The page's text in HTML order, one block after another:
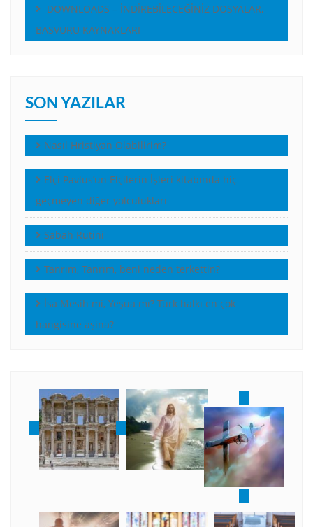
DOWNLOADS – İNDİREBİLECEĞİNİZ DOSYALAR,
BASVURU KAYNAKLARI
SON YAZILAR
Nasıl Hristiyan Olabilirim?
Elçi Pavlus’un Elçilerin İşleri kitabında hiç
geçmeyen diğer yolculukları
Sabah Rutini
Tanrım, Tanrım, beni neden terkettin?
İsa Mesih mi, Yeşua mı? Türk halkı en çok
hangisine aşina?